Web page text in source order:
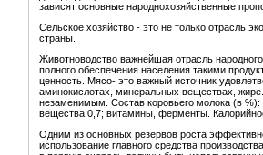
зависят основные народнохозяйственные
Сельское хозяйство - это не только отрасль
страны.
Животноводство важнейшая отрасль
полного обеспечения населения такими
ценность. Мясо- это важный источник
аминокислотах, минеральных веществах,
незаменимым. Состав коровьего молока (в
вещества 0,7; витамины, ферменты.
Одним из основных резервов роста
использование главного средства